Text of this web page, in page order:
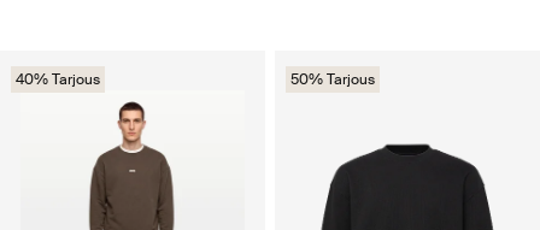
40% Tarjous 50% Tarjous